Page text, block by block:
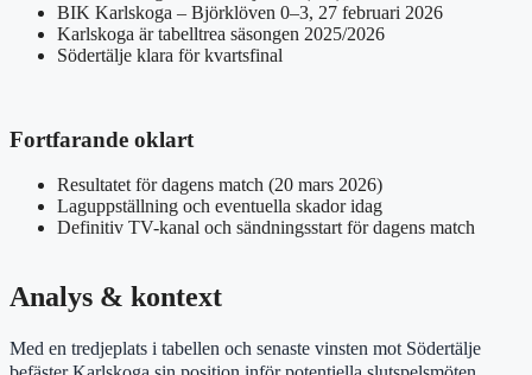
BIK Karlskoga – Björklöven 0–3, 27 februari 2026
Karlskoga är tabelltrea säsongen 2025/2026
Södertälje klara för kvartsfinal
Fortfarande oklart
Resultatet för dagens match (20 mars 2026)
Laguppställning och eventuella skador idag
Definitiv TV-kanal och sändningsstart för dagens match
Analys & kontext
Med en tredjeplats i tabellen och senaste vinsten mot Södertälje